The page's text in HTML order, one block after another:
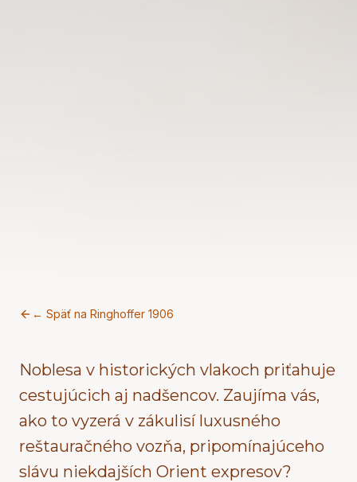
← Späť na Ringhoffer 1906
Noblesa v historických vlakoch priťahuje
cestujúcich aj nadšencov. Zaujíma vás,
ako to vyzerá v zákulisí luxusného
reštauračného vozňa, pripomínajúceho
slávu niekdajších Orient expresov?